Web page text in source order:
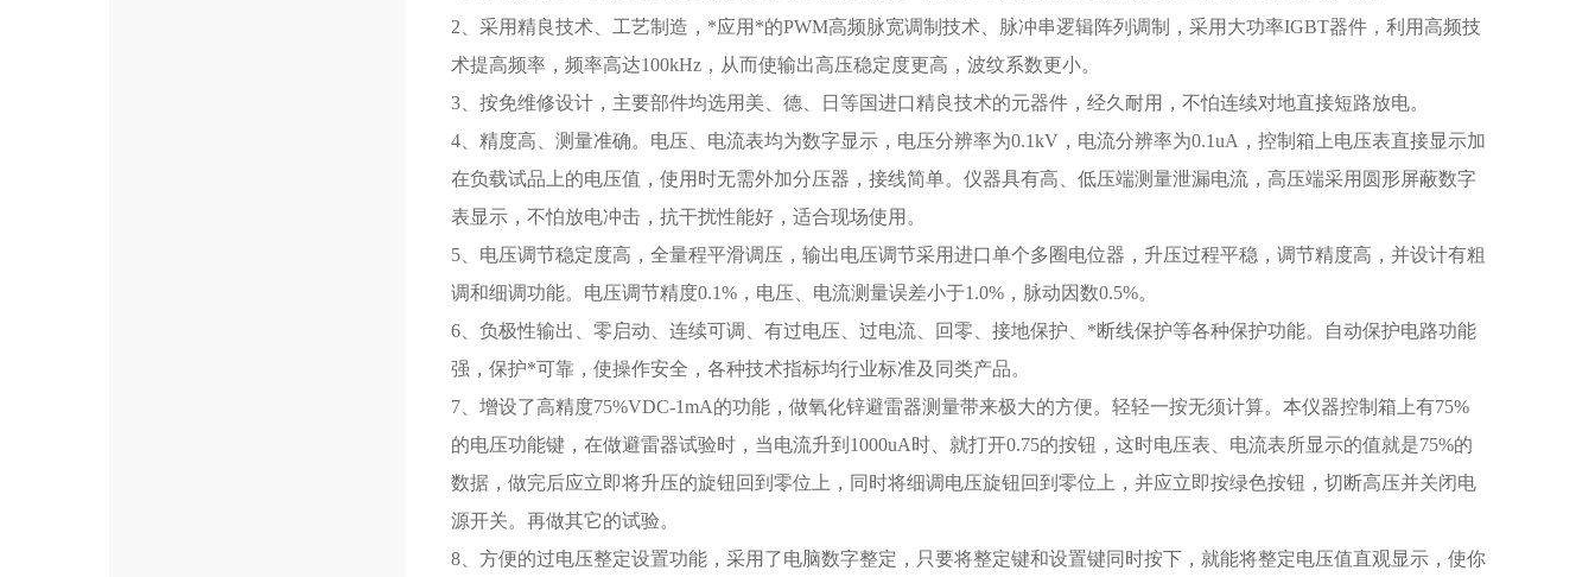
2、采用精良技术、工艺制造，*应用*的PWM高频脉宽调制技术、脉冲串逻辑阵列调制，采用大功率IGBT器件，利用高频技
术提高频率，频率高达100kHz，从而使输出高压稳定度更高，波纹系数更小。
3、按免维修设计，主要部件均选用美、德、日等国进口精良技术的元器件，经久耐用，不怕连续对地直接短路放电。
4、精度高、测量准确。电压、电流表均为数字显示，电压分辨率为0.1kV，电流分辨率为0.1uA，控制箱上电压表直接显示加
在负载试品上的电压值，使用时无需外加分压器，接线简单。仪器具有高、低压端测量泄漏电流，高压端采用圆形屏蔽数字
表显示，不怕放电冲击，抗干扰性能好，适合现场使用。
5、电压调节稳定度高，全量程平滑调压，输出电压调节采用进口单个多圈电位器，升压过程平稳，调节精度高，并设计有粗
调和细调功能。电压调节精度0.1%，电压、电流测量误差小于1.0%，脉动因数0.5%。
6、负极性输出、零启动、连续可调、有过电压、过电流、回零、接地保护、*断线保护等各种保护功能。自动保护电路功能
强，保护*可靠，使操作安全，各种技术指标均行业标准及同类产品。
7、增设了高精度75%VDC-1mA的功能，做氧化锌避雷器测量带来极大的方便。轻轻一按无须计算。本仪器控制箱上有75%
的电压功能键，在做避雷器试验时，当电流升到1000uA时、就打开0.75的按钮，这时电压表、电流表所显示的值就是75%的
数据，做完后应立即将升压的旋钮回到零位上，同时将细调电压旋钮回到零位上，并应立即按绿色按钮，切断高压并关闭电
源开关。再做其它的试验。
8、方便的过电压整定设置功能，采用了电脑数字整定，只要将整定键和设置键同时按下，就能将整定电压值直观显示，使你